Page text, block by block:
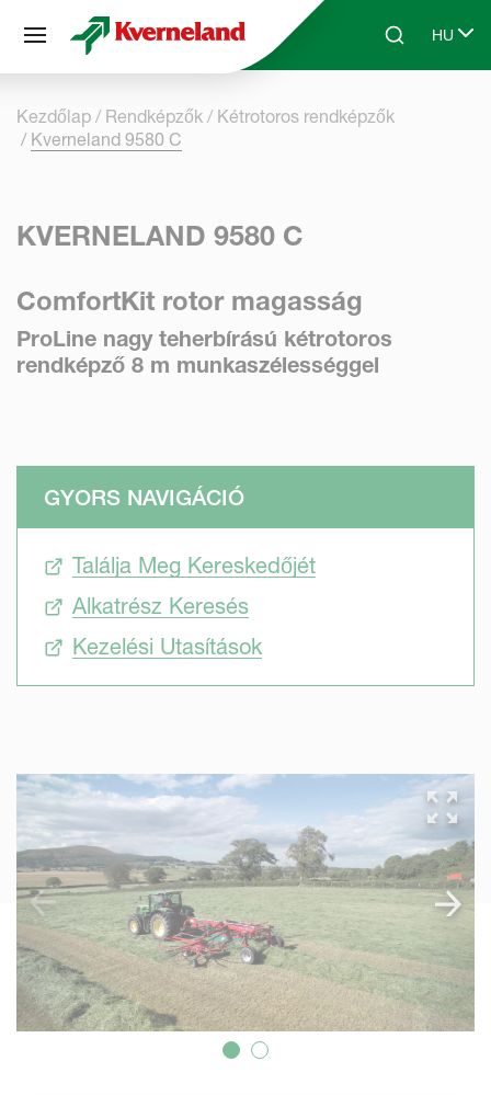
Skip to main contentSearchHU
Select
Kezdőlap Rendképzők
Kétrotoros rendképzők
Kverneland 9580 C
KVERNELAND 9580 C
ComfortKit rotor magasság
ProLine nagy teherbírású kétrotoros
rendképző 8 m munkaszélességgel
GYORS NAVIGÁCIÓ
Találja Meg Kereskedőjét
Alkatrész Keresés
Kezelési Utasítások
Süti preferenciák